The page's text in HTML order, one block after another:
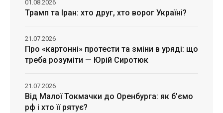
Трамп та Іран: хто друг, хто ворог Україні?
01.08.2026
Про «картонні» протести та зміни в уряді: що
треба розуміти — Юрій Сиротюк
21.07.2026
Від Малої Токмачки до Оренбурга: як б’ємо
рф і хто її рятує?
21.07.2026